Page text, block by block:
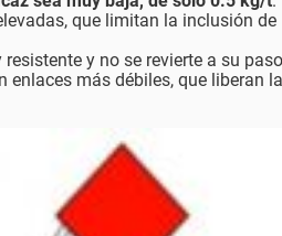
que limitan la inclusión
y no se revierte a su
más débiles, que liberan